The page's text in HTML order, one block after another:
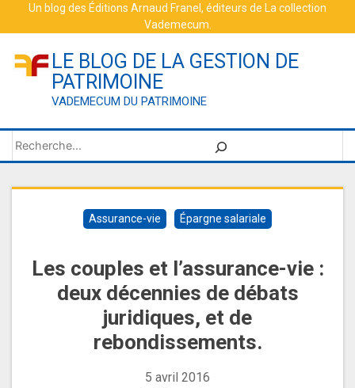
Un blog des Éditions Arnaud Franel , éditeurs de La collection
Vademecum
LE BLOG DE LA GESTION DE
PATRIMOINE
VADEMECUM DU PATRIMOINE
Rechercher
Assurance-vie Épargne salariale
Les couples et l’assurance-vie :
deux décennies de débats
juridiques, et de
rebondissements.
5 avril 2016